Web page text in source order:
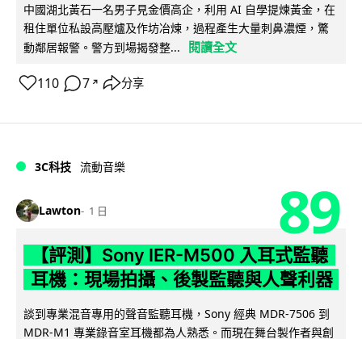
中國湖北黃石一名男子見金價高企，利用 AI 自學提煉黃金，在
租住單位私設高壓爐及作坊冶煉，過程產生大量刺鼻濃煙，驚
動鄰居報警。警方到場揭發整...
閱讀全文
110 7 ↗ 分享
3C科技 流動音樂
Lawton 1 日 89
【評測】Sony IER-M500 入耳式監聽
耳機：現場拍攝、後製監聽與人聲利器
談到專業混音專用的聲音監聽耳機，Sony 經典 MDR-7506 到
MDR-M1 專業錄音室耳機都為人熟悉。而現在舞台製作者與創